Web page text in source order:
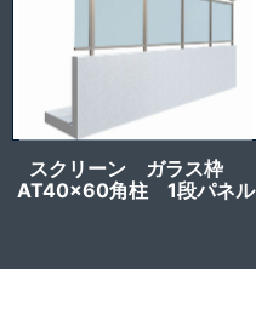
スクリーン ガラス枠
AT40x60角柱 1段パネル